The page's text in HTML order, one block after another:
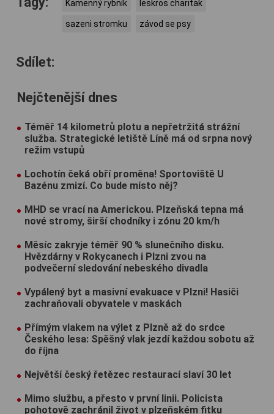
Kamenný rybník leskros charitak
sazeni stromku závod se psy
Sdílet:
Nejčtenější dnes
Téměř 14 kilometrů plotu a nepřetržitá strážní
služba. Strategické letiště Líně má od srpna nový
režim vstupů
Lochotín čeká obří proměna! Sportoviště U
Bazénu zmizí. Co bude místo něj?
MHD se vrací na Americkou. Plzeňská tepna má
nové stromy, širší chodníky i zónu 20 km/h
Měsíc zakryje téměř 90 % slunečního disku.
Hvězdárny v Rokycanech i Plzni zvou na
podvečerní sledování nebeského divadla
Vypálený byt a masivní evakuace v Plzni! Hasiči
zachraňovali obyvatele v maskách
Přímým vlakem na výlet z Plzně až do srdce
Českého lesa: Spěšný vlak jezdí každou sobotu až
do října
Největší český řetězec restaurací slaví 30 let
Mimo službu, a přesto v první linii. Policista
pohotově zachránil život v plzeňském fitku